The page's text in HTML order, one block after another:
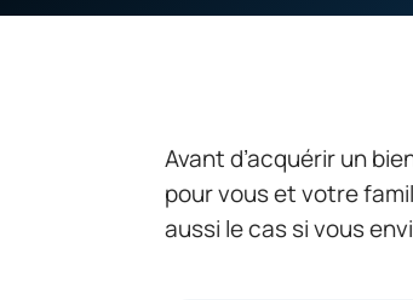
Avant d’acquérir un
pour vous et votre
aussi le cas si vous